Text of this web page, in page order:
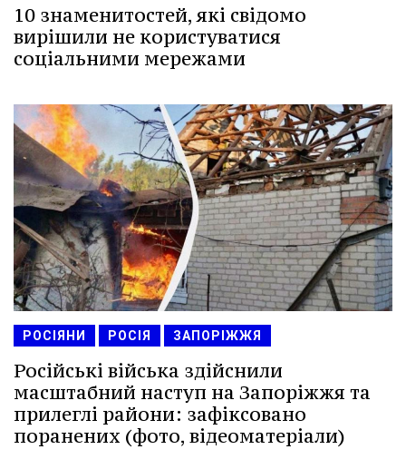
10 знаменитостей, які свідомо
вирішили не користуватися
соціальними мережами
РОСІЯНИ РОСІЯ ЗАПОРІЖЖЯ
Російські війська здійснили
масштабний наступ на Запоріжжя та
прилеглі райони: зафіксовано
поранених (фото, відеоматеріали)